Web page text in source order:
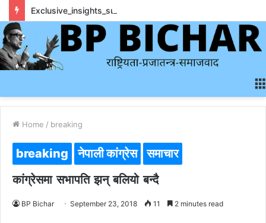
Home / breaking
breaking नेपाली कांग्रेस समाचार
कांग्रेसमा सभापति झन् बलियो बन्दै
BP Bichar September 23, 2018 11 2 minutes read